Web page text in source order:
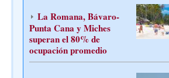
La Romana, Bávaro-
Punta Cana y Miches
superan el 80% de
ocupación promedio